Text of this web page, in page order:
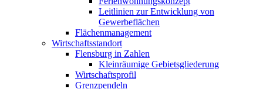
Leitlinien zur Entwicklung von
Gewerbeflächen
Flächenmanagement
Wirtschaftsstandort
Flensburg in Zahlen
Kleinräumige Gebietsgliederung
Wirtschaftsprofil
Grenzpendeln